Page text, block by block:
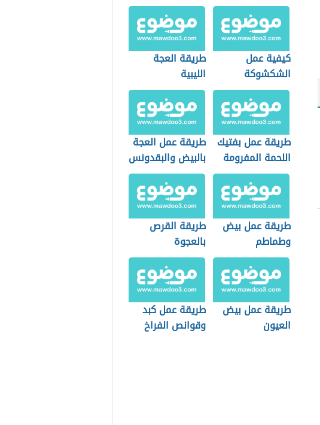
كيفية عمل
الشكشوكة
طريقة العجة
الليبية
طريقة عمل بفتيك
اللحمة المفرومة
طريقة عمل العجة
بالبيض والبقدونس
طريقة عمل بيض
وطماطم
طريقة القرص
بالعجوة
طريقة عمل بيض
العيون
طريقة عمل كبد
وقوانص الفراخ